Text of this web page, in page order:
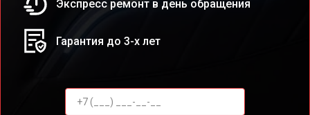
Экспресс ремонт в день обращения
Гарантия до 3-х лет